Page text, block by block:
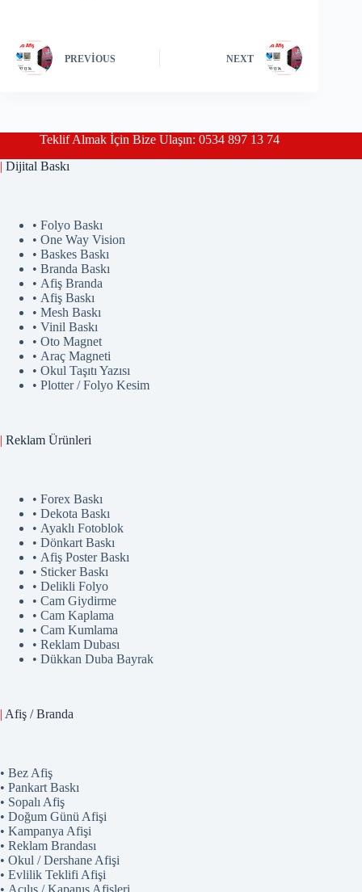
PREVIOUS NEXT
Teklif Almak İçin Bize Ulaşın: 0534 897 13 74
| Dijital Baskı
• Folyo Baskı
• One Way Vision
• Baskes Baskı
• Branda Baskı
• Afiş Branda
• Afiş Baskı
• Mesh Baskı
• Vinil Baskı
• Oto Magnet
• Araç Magneti
• Okul Taşıtı Yazısı
• Plotter / Folyo Kesim
| Reklam Ürünleri
• Forex Baskı
• Dekota Baskı
• Ayaklı Fotoblok
• Dönkart Baskı
• Afiş Poster Baskı
• Sticker Baskı
• Delikli Folyo
• Cam Giydirme
• Cam Kaplama
• Cam Kumlama
• Reklam Dubası
• Dükkan Duba Bayrak
| Afiş / Branda
• Bez Afiş
• Pankart Baskı
• Sopalı Afiş
• Doğum Günü Afişi
• Kampanya Afişi
• Reklam Brandası
• Okul / Dershane Afişi
• Evlilik Teklifi Afişi
• Açılış / Kapanış Afişleri